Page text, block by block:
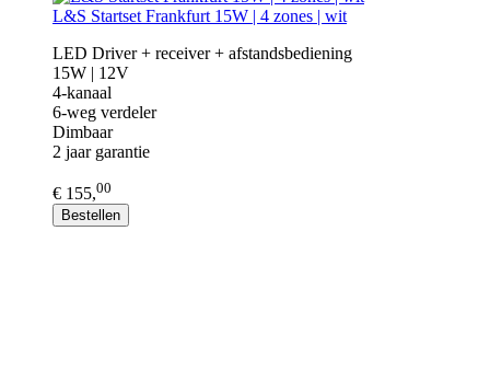
L&S Startset Frankfurt 15W | 4 zones | wit
LED Driver + receiver + afstandsbediening
15W | 12V
4-kanaal
6-weg verdeler
Dimbaar
2 jaar garantie
€ 155,00
Bestellen